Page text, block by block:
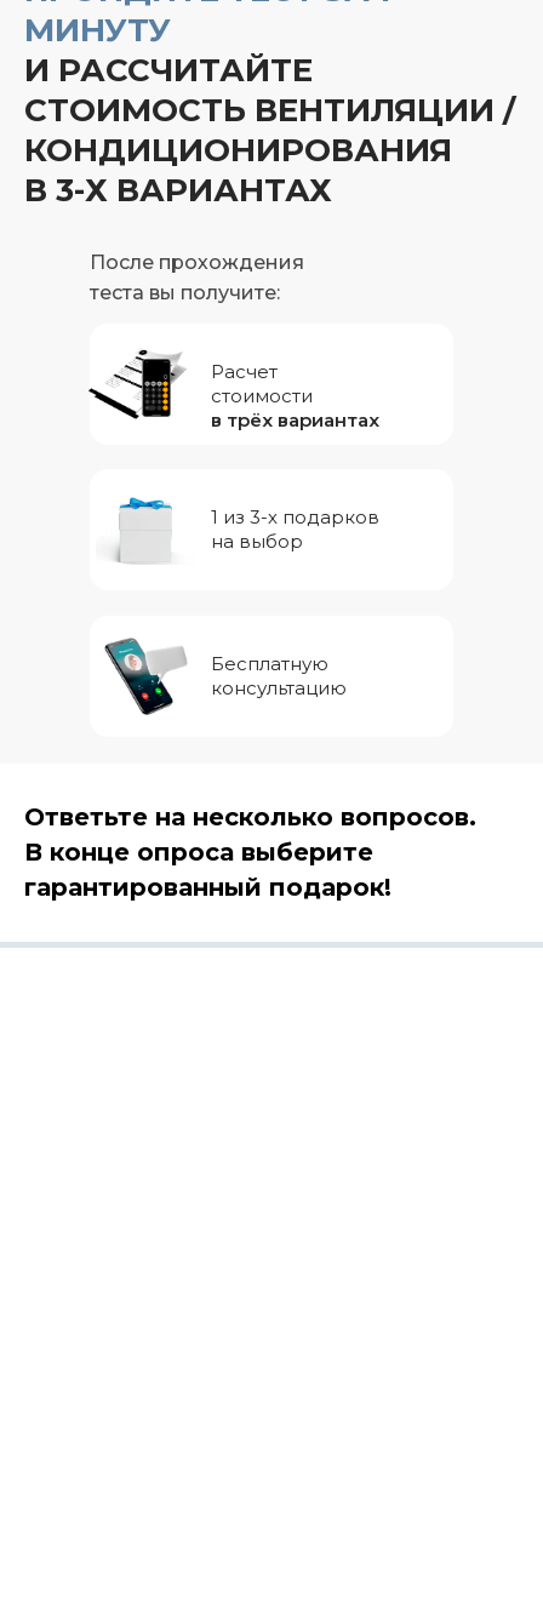
МИНУТУ
И РАССЧИТАЙТЕ
СТОИМОСТЬ ВЕНТИЛЯЦИИ /
КОНДИЦИОНИРОВАНИЯ
В 3-Х ВАРИАНТАХ
1 из 3-х подарков
на выбор
Бесплатную
консультацию
Расчет
стоимости
в трёх вариантах
После прохождения
теста вы получите:
Ответьте на несколько вопросов.
В конце опроса выберите
гарантированный подарок!